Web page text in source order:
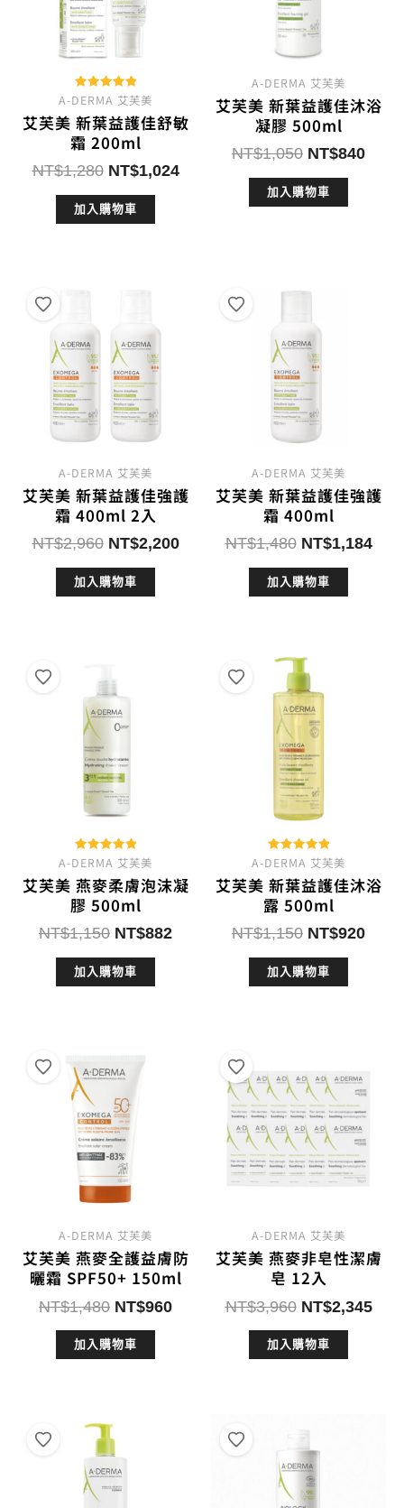
評分
5.00
滿分 5
A-DERMA 艾芙美
艾芙美 新葉益護佳舒敏
霜 200ml
NT$1,280 原
價
NT$1,024目
加入購物車
A-DERMA 艾芙美
艾芙美 新葉益護佳沐浴
凝膠 500ml
NT$1,050 原
始
價
NT$840目
加入購物車
A-DERMA 艾芙美
艾芙美 新葉益護佳強護
霜 400ml 2入
NT$2,960 原
始
價
NT$2,200目
加入購物車
A-DERMA 艾芙美
艾芙美 新葉益護佳強護
霜 400ml
NT$1,480 原
始
價
NT$1,184目
加入購物車
評分
5.00
滿分 5
A-DERMA 艾芙美
艾芙美 燕麥柔膚泡沫凝
膠 500ml
NT$1,150 原
始
價
NT$882目
加入購物車
評分
5.00
滿分 5
A-DERMA 艾芙美
艾芙美 新葉益護佳沐浴
露 500ml
NT$1,150 原
始
價
NT$920目
加入購物車
A-DERMA 艾芙美
艾芙美 燕麥全護益膚防
曬霜 SPF50+ 150ml
NT$1,480 原
始
價
NT$960目
加入購物車
A-DERMA 艾芙美
艾芙美 燕麥非皂性潔膚
皂 12入
NT$3,960 原
始
價
NT$2,345目
加入購物車